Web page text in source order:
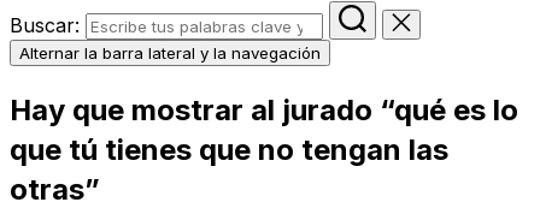
Buscar:
Alternar la barra lateral y la navegación
Hay que mostrar al jurado “qué es lo
que tú tienes que no tengan las
otras”